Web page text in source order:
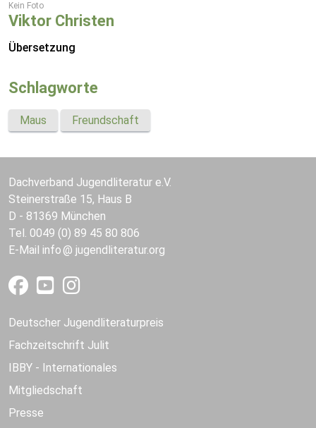
Kein Foto
Viktor Christen
Übersetzung
Schlagworte
Maus Freundschaft
Dachverband Jugendliteratur e.V.
Steinerstraße 15, Haus B
D - 81369 München
Tel. 0049 (0) 89 45 80 806
E-Mail info jugendliteratur.org
Deutscher Jugendliteraturpreis
Fachzeitschrift Julit
IBBY - Internationales
Mitgliedschaft
Presse